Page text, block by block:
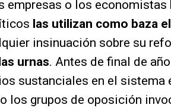
empresas o los economistas
las utilizan como baza
insinuación sobre su
urnas. Antes de final de
sustanciales en el sistema
los grupos de oposición